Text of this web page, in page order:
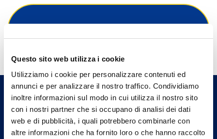
Questo sito web utilizza i cookie
Utilizziamo i cookie per personalizzare contenuti ed
annunci e per analizzare il nostro traffico. Condividiamo
inoltre informazioni sul modo in cui utilizza il nostro sito
con i nostri partner che si occupano di analisi dei dati
web e di pubblicità, i quali potrebbero combinarle con
altre informazioni che ha fornito loro o che hanno raccolto
Hai bisogno di
informazioni?
Trova l'Agenzia più vicina a te e parla con
un nostro Agente.
Contattaci